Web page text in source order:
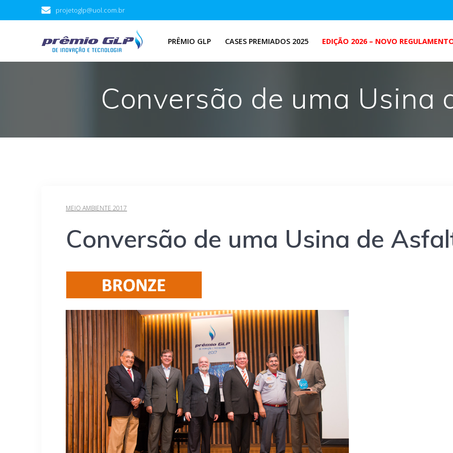
to
projetoglp@uol.com.br
PRÊMIO GLP CASES PREMIADOS 2025 EDIÇÃO 2026 – NOVO
Conversão de uma Usina
MEIO AMBIENTE 2017
Conversão de uma Usina de